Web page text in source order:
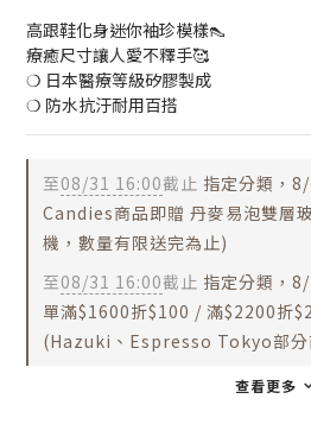
高跟鞋化身迷你袖珍模樣👠
療癒尺寸讓人愛不釋手🥰
❍ 日本醫療等級矽膠製成
❍ 防水抗汙耐用百搭
至08/31 16:00截止 指定分類，
Candies商品即贈 丹麥易泡雙層
機，數量有限送完為止)
至08/31 16:00截止 指定分類，
單滿$1600折$100 / 滿$2200折
(Hazuki、Espresso Tokyo部分
查看更多